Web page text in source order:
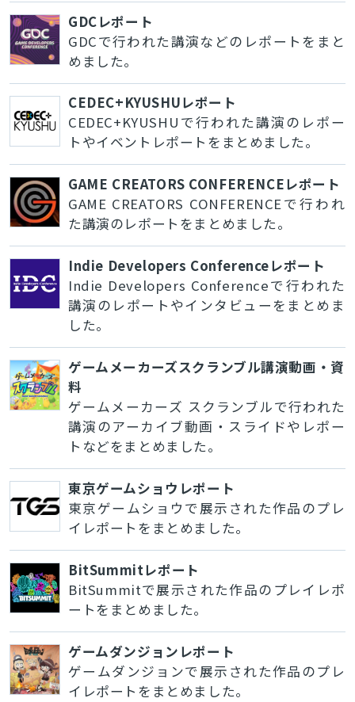
GDCレポート
GDCで行われた講演などのレポートをまと
めました。
CEDEC+KYUSHUレポート
CEDEC+KYUSHUで行われた講演のレポー
トやイベントレポートをまとめました。
GAME CREATORS CONFERENCEレポート
GAME CREATORS CONFERENCEで行われ
た講演のレポートをまとめました。
Indie Developers Conferenceレポート
Indie Developers Conferenceで行われた
講演のレポートやインタビューをまとめま
した。
ゲームメーカーズスクランブル講演動画・資
料
ゲームメーカーズ スクランブルで行われた
講演のアーカイブ動画・スライドやレポー
トなどをまとめました。
東京ゲームショウレポート
東京ゲームショウで展示された作品のプレ
イレポートをまとめました。
BitSummitレポート
BitSummitで展示された作品のプレイレポ
ートをまとめました。
ゲームダンジョンレポート
ゲームダンジョンで展示された作品のプレ
イレポートをまとめました。